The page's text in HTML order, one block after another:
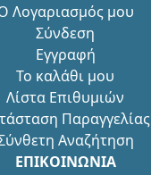
Λογαριασμός μου
Σύνδεση
Εγγραφή
Το καλάθι μου
Λίστα Επιθυμιών
Παραγγελίας
Αναζήτηση
ΕΠΙΚΟΙΝΩΝΙΑ